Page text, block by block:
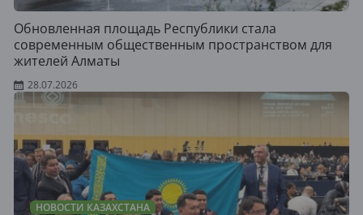
Обновленная площадь Республики стала
современным общественным пространством для
жителей Алматы
28.07.2026
НОВОСТИ КАЗАХСТАНА